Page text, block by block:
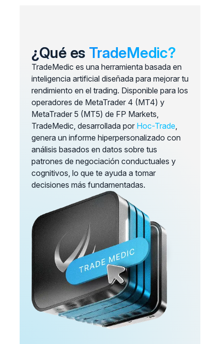
¿Qué es TradeMedic?
TradeMedic es una herramienta basada en
inteligencia artificial diseñada para mejorar tu
rendimiento en el trading. Disponible para los
operadores de MetaTrader 4 (MT4) y
MetaTrader 5 (MT5) de FP Markets,
TradeMedic, desarrollada por Hoc-Trade,
genera un informe hiperpersonalizado con
análisis basados en datos sobre tus
patrones de negociación conductuales y
cognitivos, lo que te ayuda a tomar
decisiones más fundamentadas.